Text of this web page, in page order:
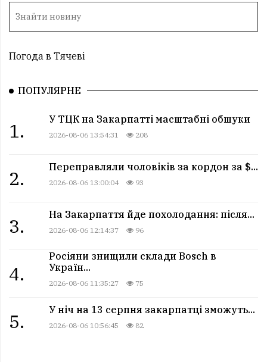
Погода в Тячеві
ПОПУЛЯРНЕ
1.
У ТЦК на Закарпатті масштабні обшуки
2026-08-06 13:54:31 208
2.
Переправляли чоловіків за кордон за $...
2026-08-06 13:00:04 93
3.
На Закарпаття йде похолодання: після...
2026-08-06 12:14:37 96
4.
Росіяни знищили склади Bosch в
Україн...
2026-08-06 11:35:27 75
5.
У ніч на 13 серпня закарпатці зможуть...
2026-08-06 10:56:45 82